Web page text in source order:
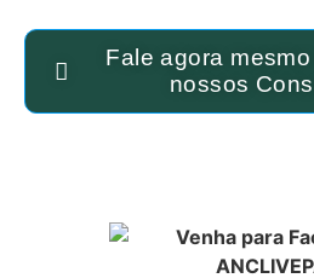
Fale agora
nossos